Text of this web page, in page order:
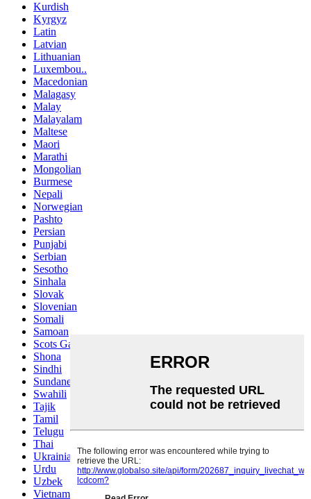
Kurdish
Kyrgyz
Latin
Latvian
Lithuanian
Luxembou..
Macedonian
Malagasy
Malay
Malayalam
Maltese
Maori
Marathi
Mongolian
Burmese
Nepali
Norwegian
Pashto
Persian
Punjabi
Serbian
Sesotho
Sinhala
Slovak
Slovenian
Somali
Samoan
Scots Gaelic
Shona
Sindhi
Sundanese
Swahili
Tajik
Tamil
Telugu
Thai
Ukrainian
Urdu
Uzbek
Vietnamese